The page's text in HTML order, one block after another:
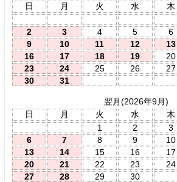
日
月 火 水 木
2
3 4 5 6
9
10 11 12 13
16
17 18 19 20
23
24 25 26 27
30
31
翌月(2026年9月)
日
月 火 水 木
1
2 3
6
7 8 9 10
13
14 15 16 17
20
21 22 23 24
27
28 29 30